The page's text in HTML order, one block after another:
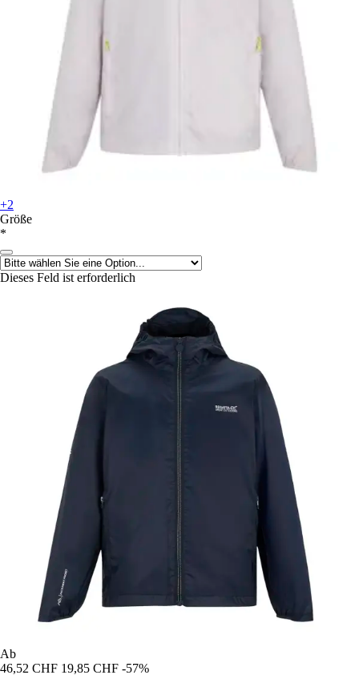
+2
Größe
*
Dieses Feld ist erforderlich
Ab
46,52 CHF 19,85 CHF -57%